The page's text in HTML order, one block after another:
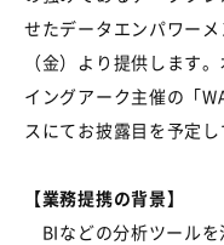
せたデータエンパワー
（金）より提供します
イングアーク主催の「
スにてお披露目を予定し
【業務提携の背景】
BIなどの分析ツールを